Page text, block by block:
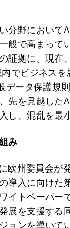
分野において
般で高まって
証拠に、現在
でビジネス
データ保護規
先を見越した
し、混乱を最
み
欧州委員会が
導入に向けた
イトペーパー
展を支援する
ョンを導いて